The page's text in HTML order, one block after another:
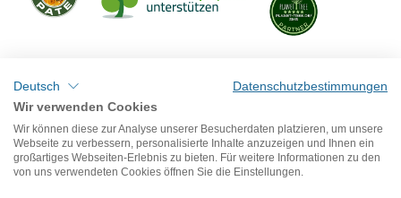
Deutsch
Datenschutzbestimmungen
Wir verwenden Cookies
Wir können diese zur Analyse unserer Besucherdaten platzieren, um unsere
Webseite zu verbessern, personalisierte Inhalte anzuzeigen und Ihnen ein
großartiges Webseiten-Erlebnis zu bieten. Für weitere Informationen zu den
von uns verwendeten Cookies öffnen Sie die Einstellungen.